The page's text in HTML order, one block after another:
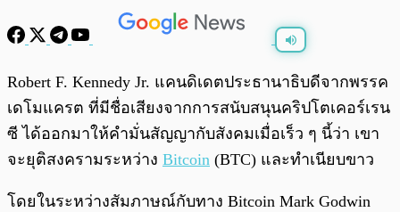
0:00
Robert F. Kennedy Jr. แคนดิเดตประธานาธิบดีจากพรรค
เดโมแครต ที่มีชื่อเสียงจากการสนับสนุนคริปโตเคอร์เรน
ซี ได้ออกมาให้คำมั่นสัญญากับสังคมเมื่อเร็ว ๆ นี้ว่า เขา
จะยุติสงครามระหว่าง Bitcoin (BTC) และทำเนียบขาว
โดยในระหว่างสัมภาษณ์กับทาง Bitcoin Mark Godwin